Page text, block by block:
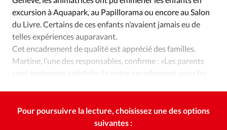
excursion à Aquapark, au Papillorama ou encore au Salon
du Livre. Certains de ces enfants n’avaient jamais eu de
telles expériences auparavant.
Cet encadrement de qualité est apprécié des familles.
Martine, l’une des responsables, confirme : «Les parents
sont également satisfaits de notre encadrement pour les
Pour poursuivre la lecture, choisissez une des options
suivantes :